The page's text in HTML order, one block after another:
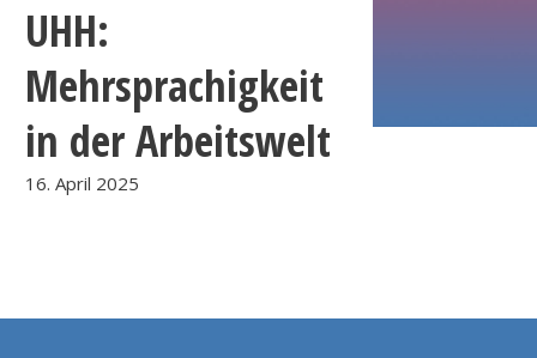
UHH:
Mehrsprachigkeit
in der Arbeitswelt
16. April 2025